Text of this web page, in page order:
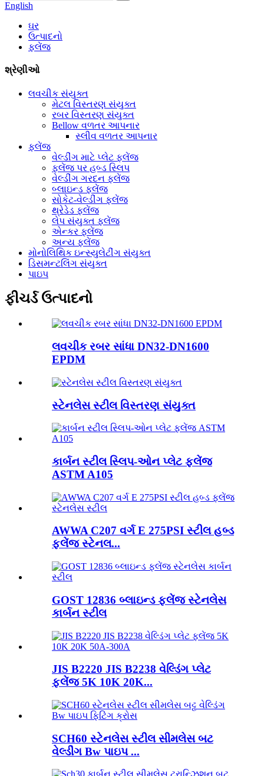
English
ઘર
ઉત્પાદનો
ફ્લેંજ
શ્રેણીઓ
લવચીક સંયુક્ત
મેટલ વિસ્તરણ સંયુક્ત
રબર વિસ્તરણ સંયુક્ત
Bellow વળતર આપનાર
સ્લીવ વળતર આપનાર
ફ્લેંજ
વેલ્ડીંગ માટે પ્લેટ ફ્લેંજ
ફ્લેંજ પર હબ્ડ સ્લિપ
વેલ્ડીંગ ગરદન ફ્લેંજ
બ્લાઇન્ડ ફ્લેંજ
સોકેટ-વેલ્ડીંગ ફ્લેંજ
થ્રેડેડ ફ્લેંજ
લેપ સંયુક્ત ફ્લેંજ
એન્કર ફ્લેંજ
અન્ય ફ્લેંજ
મોનોલિથિક ઇન્સ્યુલેટીંગ સંયુક્ત
ડિસમન્ટલિંગ સંયુક્ત
પાઇપ
ફીચર્ડ ઉત્પાદનો
લવચીક રબર સાંધા DN32-DN1600
EPDM
સ્ટેનલેસ સ્ટીલ વિસ્તરણ સંયુક્ત
કાર્બન સ્ટીલ સ્લિપ-ઓન પ્લેટ ફ્લેંજ
ASTM A105
AWWA C207 વર્ગ E 275PSI સ્ટીલ હબ્ડ
ફ્લેંજ સ્ટેનલ...
GOST 12836 બ્લાઇન્ડ ફ્લેંજ સ્ટેનલેસ
કાર્બન સ્ટીલ
JIS B2220 JIS B2238 વેલ્ડિંગ પ્લેટ
ફ્લેંજ 5K 10K 20K...
SCH60 સ્ટેનલેસ સ્ટીલ સીમલેસ બટ
વેલ્ડીંગ Bw પાઇપ ...